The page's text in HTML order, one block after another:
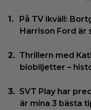
På TV ikväll:
Harrison Ford är
Thrillern med
biobiljetter –
SVT Play har
är mina 3 bästa